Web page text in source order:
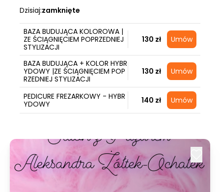
Dzisiaj:zamknięte
BAZA BUDUJĄCA KOLOROWA |
ZE ŚCIĄGNIĘCIEM POPRZEDNIEJ
STYLIZACJI
130 zł Umów
BAZA BUDUJĄCA + KOLOR HYBR
YDOWY |ZE ŚCIĄGNIĘCIEM POP
RZEDNIEJ STYLIZACJI
130 zł Umów
PEDICURE FREZARKOWY - HYBR
YDOWY
140 zł Umów